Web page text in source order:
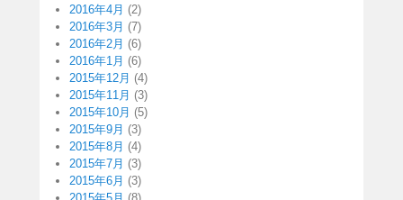
2016年4月 (2)
2016年3月 (7)
2016年2月 (6)
2016年1月 (6)
2015年12月 (4)
2015年11月 (3)
2015年10月 (5)
2015年9月 (3)
2015年8月 (4)
2015年7月 (3)
2015年6月 (3)